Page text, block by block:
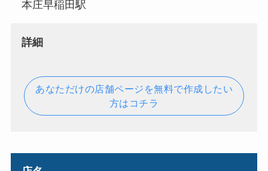
本庄早稲田駅
詳細
あなただけの店舗ページを無料で作成したい
方はコチラ